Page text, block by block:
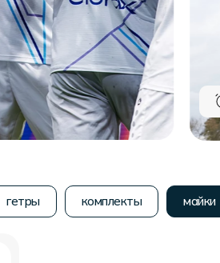
гетры комплекты майки